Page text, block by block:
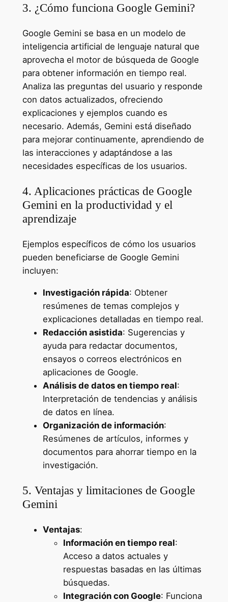
3. ¿Cómo funciona Google Gemini?
Google Gemini se basa en un modelo de
inteligencia artificial de lenguaje natural que
aprovecha el motor de búsqueda de Google
para obtener información en tiempo real.
Analiza las preguntas del usuario y responde
con datos actualizados, ofreciendo
explicaciones y ejemplos cuando es
necesario. Además, Gemini está diseñado
para mejorar continuamente, aprendiendo de
las interacciones y adaptándose a las
necesidades específicas de los usuarios.
4. Aplicaciones prácticas de Google
Gemini en la productividad y el
aprendizaje
Ejemplos específicos de cómo los usuarios
pueden beneficiarse de Google Gemini
incluyen:
Investigación rápida: Obtener
resúmenes de temas complejos y
explicaciones detalladas en tiempo real.
Redacción asistida: Sugerencias y
ayuda para redactar documentos,
ensayos o correos electrónicos en
aplicaciones de Google.
Análisis de datos en tiempo real:
Interpretación de tendencias y análisis
de datos en línea.
Organización de información:
Resúmenes de artículos, informes y
documentos para ahorrar tiempo en la
investigación.
5. Ventajas y limitaciones de Google
Gemini
Ventajas:
Información en tiempo real:
Acceso a datos actuales y
respuestas basadas en las últimas
búsquedas.
Integración con Google: Funciona